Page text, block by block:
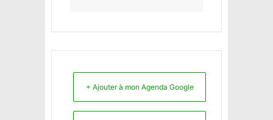
+ Ajouter à mon Agenda Google